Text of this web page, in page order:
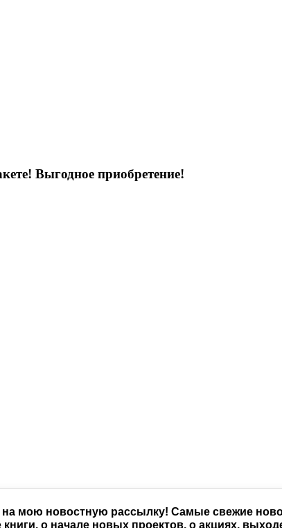
Выгодное приобретение!
мою новостную рассылку! Самые свежие
о начале новых проектов, о акциях,